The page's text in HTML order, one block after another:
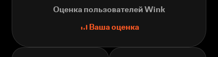
Оценка пользователей Wink
Ваша оценка